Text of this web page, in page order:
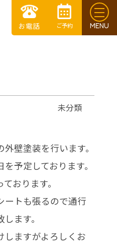
未分類
壁塗装を行います。
予定しております。
おります。
ートも張るので通行
ます。
しますがよろしくお